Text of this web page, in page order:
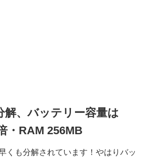
解、バッテリー容量は
・RAM 256MB
くも分解されています！やはりバッ